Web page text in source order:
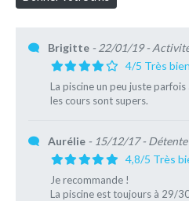
Brigitte - 22/01/19-
4/5 Très bien
La piscine un peu juste
les cours sont supers.
Aurélie - 15/12/17-
4,8/5 Très
Je recommande !
La piscine est toujours à 29/